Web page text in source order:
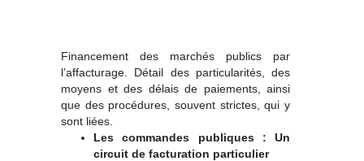
Financement des marchés publics par
l’affacturage. Détail des particularités, des
moyens et des délais de paiements, ainsi
que des procédures, souvent strictes, qui y
sont liées.
Les commandes publiques : Un
circuit de facturation particulier